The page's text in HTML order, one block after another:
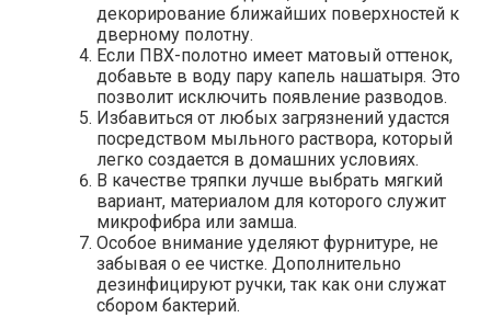
декорирование ближайших поверхностей к
дверному полотну.
Если ПВХ-полотно имеет матовый оттенок,
добавьте в воду пару капель нашатыря. Это
позволит исключить появление разводов.
Избавиться от любых загрязнений удастся
посредством мыльного раствора, который
легко создается в домашних условиях.
В качестве тряпки лучше выбрать мягкий
вариант, материалом для которого служит
микрофибра или замша.
Особое внимание уделяют фурнитуре, не
забывая о ее чистке. Дополнительно
дезинфицируют ручки, так как они служат
сбором бактерий.